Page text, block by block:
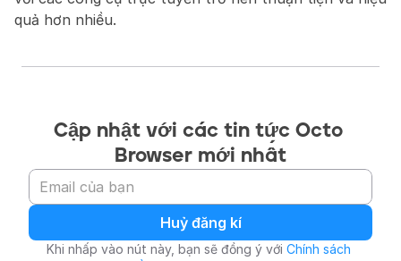
quả hơn nhiều.
Cập nhật với các tin tức Octo
Browser mới nhất
Huỷ đăng kí
Khi nhấp vào nút này, bạn sẽ đồng ý với Chính sách